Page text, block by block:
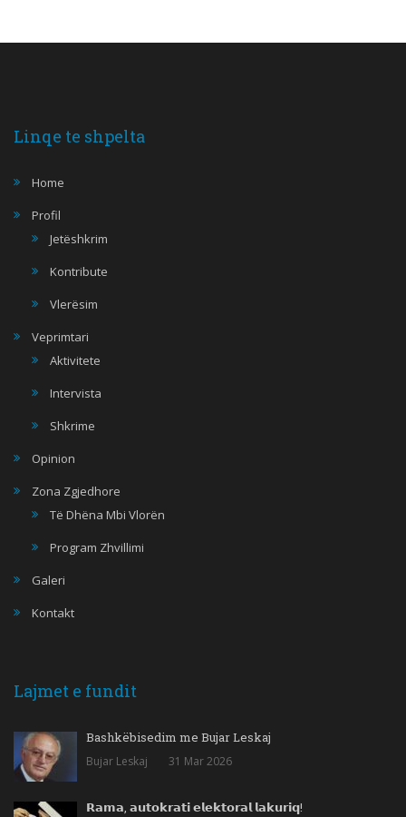
Linqe te shpelta
Home
Profil
Jetëshkrim
Kontribute
Vlerësim
Veprimtari
Aktivitete
Intervista
Shkrime
Opinion
Zona Zgjedhore
Të Dhëna Mbi Vlorën
Program Zhvillimi
Galeri
Kontakt
Lajmet e fundit
Bashkëbisedim me Bujar Leskaj
Bujar Leskaj 31 Mar 2026
𝗥𝗮𝗺𝗮, 𝗮𝘂𝘁𝗼𝗸𝗿𝗮𝘁𝗶 𝗲𝗹𝗲𝗸𝘁𝗼𝗿𝗮𝗹 𝗹𝗮𝗸𝘂𝗿𝗶𝗾!